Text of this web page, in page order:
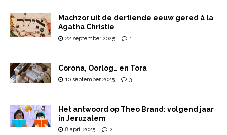
Machzor uit de dertiende eeuw gered à la
Agatha Christie
22 september 2025 1
Corona, Oorlog… en Tora
10 september 2025 3
Het antwoord op Theo Brand: volgend jaar
in Jeruzalem
8 april 2025 2